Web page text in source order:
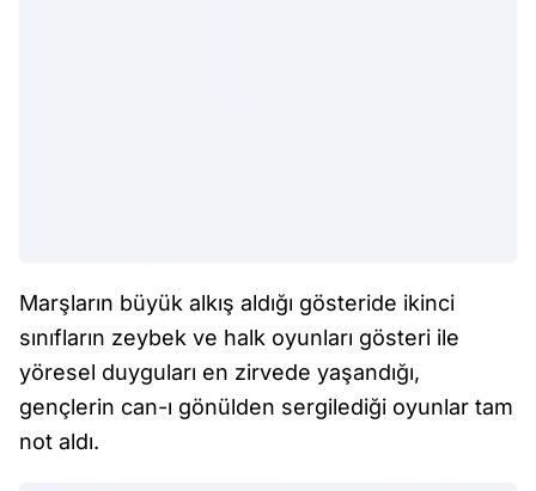
Marşların büyük alkış aldığı gösteride ikinci
sınıfların zeybek ve halk oyunları gösteri ile
yöresel duyguları en zirvede yaşandığı,
gençlerin can-ı gönülden sergilediği oyunlar tam
not aldı.